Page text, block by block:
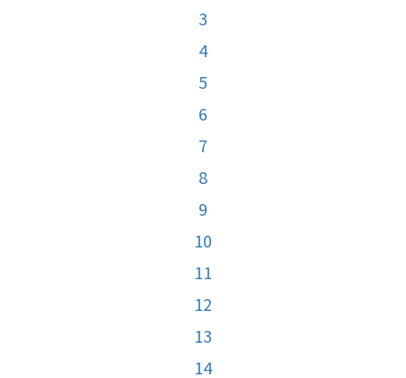
3
4
5
6
7
8
9
10
11
12
13
14